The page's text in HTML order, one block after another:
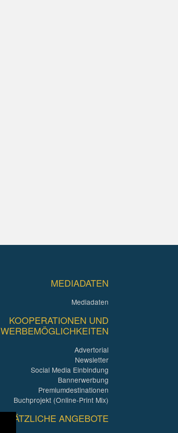
MEDIADATEN
Mediadaten
KOOPERATIONEN UND
WERBEMÖGLICHKEITEN
Advertorial
Newsletter
Social Media Einbindung
Bannerwerbung
Premiumdestinationen
Buchprojekt (Online-Print Mix)
ZUSÄTZLICHE ANGEBOTE